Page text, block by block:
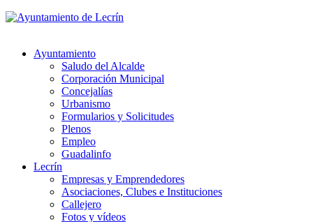
Ayuntamiento
Saludo del Alcalde
Corporación Municipal
Concejalías
Urbanismo
Formularios y Solicitudes
Plenos
Empleo
Guadalinfo
Lecrín
Empresas y Emprendedores
Asociaciones, Clubes e Instituciones
Callejero
Fotos y vídeos